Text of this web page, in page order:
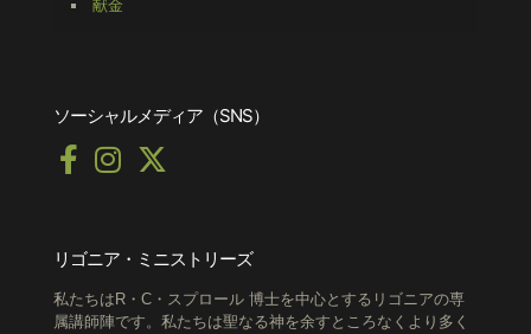
献金
ソーシャルメディア（SNS）
リゴニア・ミニストリーズ
私たちはR・C・スプロール 博士を中心とするリゴニアの専
属講師陣です。私たちは聖なる神を余すところなくより多く